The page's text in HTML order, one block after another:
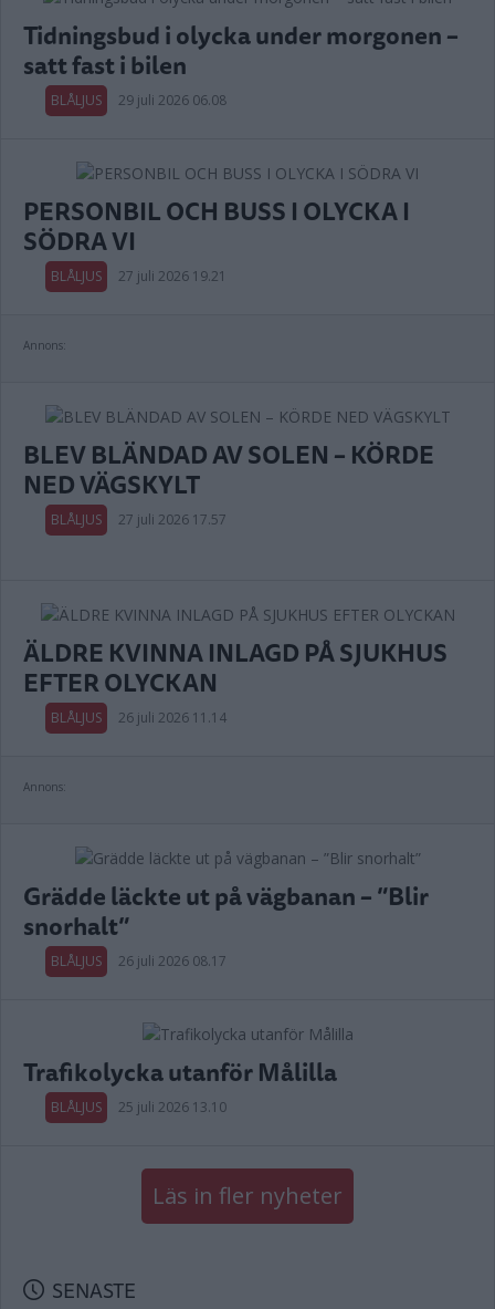
Tidningsbud i olycka under morgonen –
satt fast i bilen
BLÅLJUS 29 juli 2026 06.08
PERSONBIL OCH BUSS I OLYCKA I
SÖDRA VI
BLÅLJUS 27 juli 2026 19.21
Annons:
BLEV BLÄNDAD AV SOLEN – KÖRDE
NED VÄGSKYLT
BLÅLJUS 27 juli 2026 17.57
ÄLDRE KVINNA INLAGD PÅ SJUKHUS
EFTER OLYCKAN
BLÅLJUS 26 juli 2026 11.14
Annons:
Grädde läckte ut på vägbanan – ”Blir
snorhalt”
BLÅLJUS 26 juli 2026 08.17
Trafikolycka utanför Målilla
BLÅLJUS 25 juli 2026 13.10
Läs in fler nyheter
SENASTE